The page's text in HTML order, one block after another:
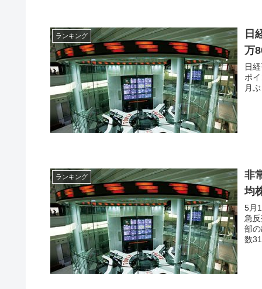
ランキング
日
万
日
ポ
月
ランキング
非
均
5月
急
部
数